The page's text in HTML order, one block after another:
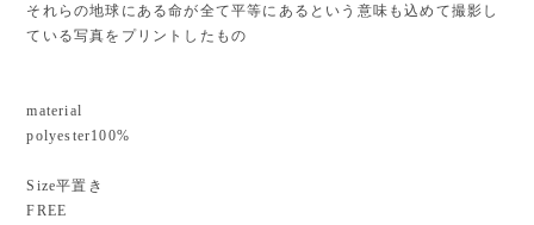
それらの地球にある命が全て平等にあるという意味も込めて撮影し
ている写真をプリントしたもの
material
polyester100%
Size平置き
FREE